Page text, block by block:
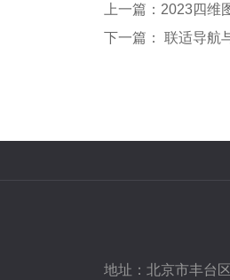
下一篇： 联适导航
地址： 北京市丰台